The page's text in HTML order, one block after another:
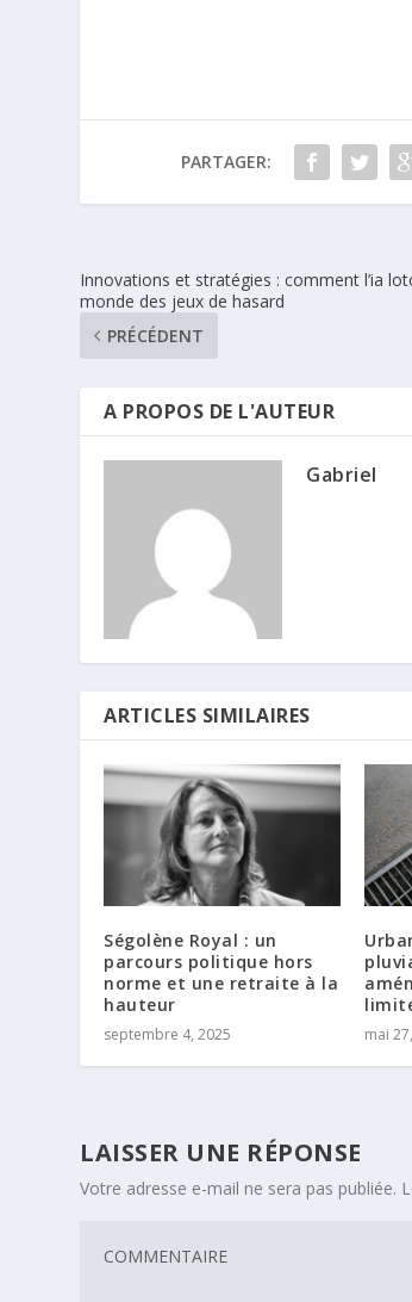
PARTAGER:
Innovations et stratégies : comment l’ia
monde des jeux de hasard
PRÉCÉDENT
A PROPOS DE L'AUTEUR
Gabriel
ARTICLES SIMILAIRES
Ségolène Royal : un
parcours politique hors
norme et une retraite à la
hauteur
septembre 4, 2025 mai
LAISSER UNE RÉPONSE
Votre adresse e-mail ne sera pas publiée.